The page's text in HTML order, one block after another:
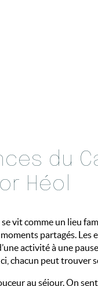
du
Héol
se vit comme un lieu
partagés. Les
activité à une
chacun peut trouver
au séjour. On sent